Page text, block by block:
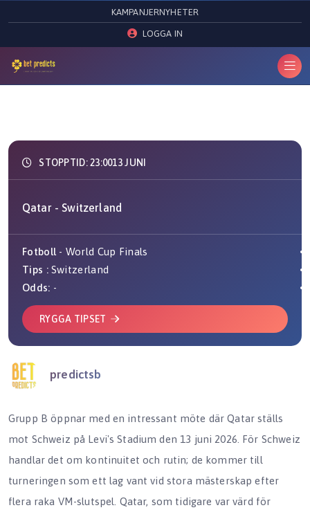
KAMPANJERNYHETER
LOGGA IN
STOPPTID: 23:0013 JUNI
Qatar - Switzerland
Fotboll - World Cup Finals
Tips : Switzerland
Odds: -
RYGGA TIPSET
predictsb
Grupp B öppnar med en intressant möte där Qatar ställs
mot Schweiz på Levi's Stadium den 13 juni 2026. För Schweiz
handlar det om kontinuitet och rutin; de kommer till
turneringen som ett lag vant vid stora mästerskap efter
flera raka VM-slutspel. Qatar, som tidigare var värd för